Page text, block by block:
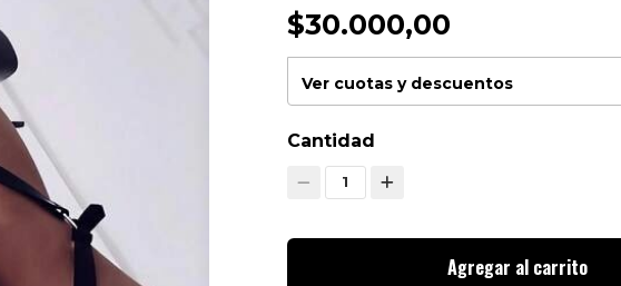
$30.000,00
Ver cuotas y descuentos
Cantidad
1
Agregar al carrito